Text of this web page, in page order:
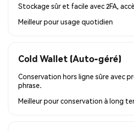
Stockage sûr et facile avec 2FA,
Meilleur pourusage quotidien
Cold Wallet (Auto-géré)
Conservation hors ligne sûre avec
phrase.
Meilleur pourconservation à long